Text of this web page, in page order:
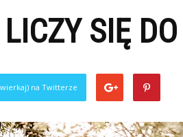
SIĘ
na Twitterze